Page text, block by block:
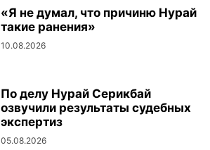
«Я не думал, что причиню Нурай
такие ранения»
10.08.2026
По делу Нурай Серикбай
озвучили результаты судебных
экспертиз
05.08.2026